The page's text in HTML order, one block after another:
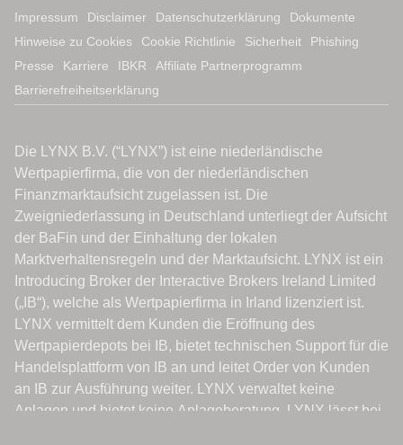
Impressum Disclaimer Datenschutzerklärung
Dokumente
Hinweise zu Cookies
Cookie Richtlinie Sicherheit
Phishing
Presse
Karriere IBKR
Affiliate Partnerprogramm
Barrierefreiheitserklärung